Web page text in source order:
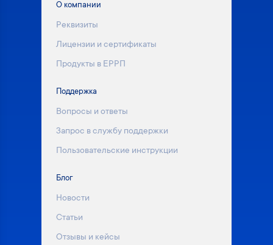
О компании
Реквизиты
Лицензии и сертификаты
Продукты в ЕРРП
Поддержка
Вопросы и ответы
Запрос в службу поддержки
Пользовательские инструкции
Блог
Новости
Статьи
Отзывы и кейсы